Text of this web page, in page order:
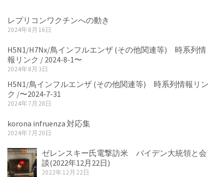
レプリコンワクチンへの動き
2024年8月16日
H5N1/H7Nx/鳥インフルエンザ (その他関連等) 時系列情
報リンク / 2024-8-1〜
2024年8月3日
H5N1/鳥インフルエンザ (その他関連等) 時系列情報リン
ク /〜2024-7-31
2024年7月28日
korona infruenza 対応集
2024年7月20日
ゼレンスキー氏電撃訪米 バイデン大統領と会
談(2022年12月22日)
2022年12月22日